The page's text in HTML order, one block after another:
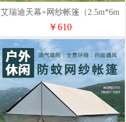
艾瑞迪天幕+网纱帐篷（2.5m*6m
银胶天幕+网纱）
￥610